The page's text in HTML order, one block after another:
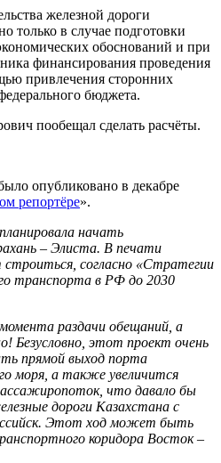
железной дороги
только в случае подготовки
обоснований и при
финансирования проведения
привлечения сторонних
бюджета.
пообещал сделать расчёты.
опубликовано в декабре
репортёре».
начать
– Элиста. В печати
согласно «Стратегии
транспорта в РФ до 2030
раздачи обещаний, а
Безусловно, этот проект очень
прямой выход порта
моря, а также увеличится
что давало бы
дороги Казахстана с
Этот ход может быть
коридора Восток –